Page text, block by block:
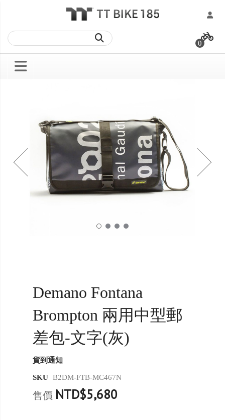
0
images
gallery
images
gallery
Demano Fontana
Brompton 兩用中型郵
差包-文字(灰)
貨到通知
SKU B2DM-FTB-MC467N
售價 NTD$5,680